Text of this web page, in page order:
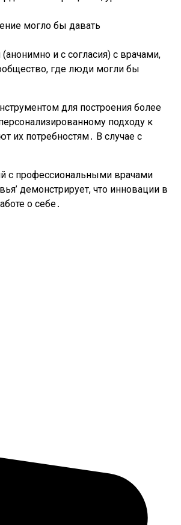
могло бы давать
и с согласия) с врачами,
где люди могли бы
для построения более
подходу к
их потребностям․ В случае с
с профессиональными врачами
демонстрирует, что инновации в
о себе․